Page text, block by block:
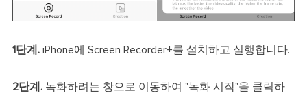
1단계.iPhone에 Screen Recorder+를 설치하고 실행합니다.
2단계.녹화하려는 창으로 이동하여 "녹화 시작"을 클릭하